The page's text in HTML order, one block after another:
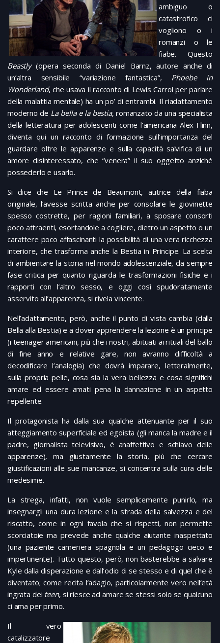
ambiguo o
catastrofico ci
vogliono o i
romanzi o le
fiabe. Questo
Beastly(opera seconda di Daniel Barnz, autore anche di
un’altra sensibile “variazione fantastica”, Phoebe in
Wonderland, che usava il racconto di Lewis Carrol per parlare
della malattia mentale) ha un po’ di entrambi. Il riadattamento
moderno de La bella e la bestia, romanzato da una specialista
della letteratura per adolescenti come l’americana Alex Flinn,
diventa qui un racconto di formazione sull’importanza del
guardare oltre le apparenze e sulla capacità salvifica di un
amore disinteressato, che “venera” il suo oggetto anziché
possederlo e usarlo.
Si dice che Le Prince de Beaumont, autrice della fiaba
originale, l’avesse scritta anche per consolare le giovinette
spesso costrette, per ragioni familiari, a sposare consorti
poco attraenti, esortandole a cogliere, dietro un aspetto o un
carattere poco affascinanti la possibilità di una vera ricchezza
interiore, che trasforma anche la Bestia in Principe. La scelta
di ambientare la storia nel mondo adolescenziale, da sempre
fase critica per quanto riguarda le trasformazioni fisiche e i
rapporti con l’altro sesso, e oggi così spudoratamente
asservito all’apparenza, si rivela vincente.
Nell’adattamento, però, anche il punto di vista cambia (dalla
Bella alla Bestia) e a dover apprendere la lezione è un principe
(i teenager americani, più che i nostri, abituati ai rituali del ballo
di fine anno e relative gare, non avranno difficoltà a
decodificare l’analogia) che dovrà imparare, letteralmente,
sulla propria pelle, cosa sia la vera bellezza e cosa significhi
amare ed essere amati pena la dannazione in un aspetto
repellente.
Il protagonista ha dalla sua qualche attenuante per il suo
atteggiamento superficiale ed egoista (gli manca la madre e il
padre, giornalista televisivo, è anaffettivo e schiavo delle
apparenze), ma giustamente la storia, più che cercare
giustificazioni alle sue mancanze, si concentra sulla cura delle
medesime.
La strega, infatti, non vuole semplicemente punirlo, ma
insegnargli una dura lezione e la strada della salvezza e del
riscatto, come in ogni favola che si rispetti, non permette
scorciatoie ma prevede anche qualche aiutante inaspettato
(una paziente cameriera spagnola e un pedagogo cieco e
impertinente). Tutto questo, però, non basterebbe a salvare
Kyle dalla disperazione e dall’odio di se stesso e di quel che è
diventato; come recita l’adagio, particolarmente vero nell’età
ingrata dei teen, si riesce ad amare se stessi solo se qualcuno
ci ama per primo.
Il vero
catalizzatore